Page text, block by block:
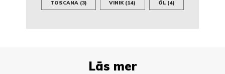
TOSCANA (3) VINIK(14) ÖL(4)
Läs mer